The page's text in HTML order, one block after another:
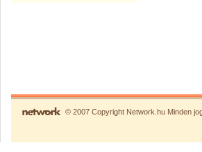
© 2007 Copyright Network.hu Minden